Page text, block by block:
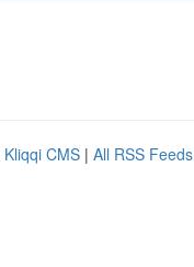
Kliqqi CMS | All RSS Feeds